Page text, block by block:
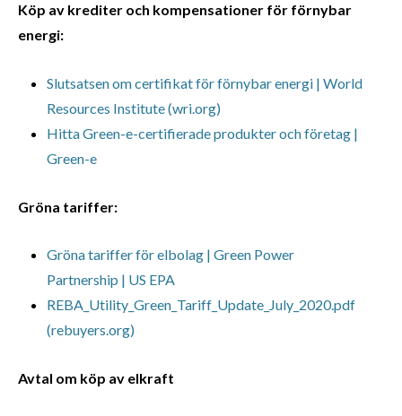
Köp av krediter och kompensationer för förnybar
energi:
Slutsatsen om certifikat för förnybar energi | World
Resources Institute (wri.org)
Hitta Green-e-certifierade produkter och företag |
Green-e
Gröna tariffer:
Gröna tariffer för elbolag | Green Power
Partnership | US EPA
REBA_Utility_Green_Tariff_Update_July_2020.pdf
(rebuyers.org)
Avtal om köp av elkraft